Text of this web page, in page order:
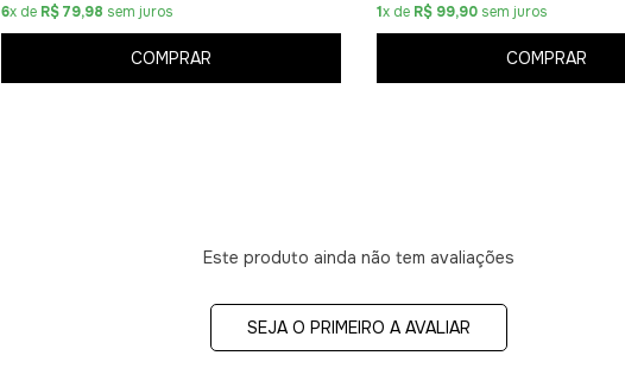
6x de R$ 79,98 sem juros
COMPRAR
1x de R$ 99,90sem juros
COMPRAR
Este produto ainda não tem avaliações
SEJA O PRIMEIRO A AVALIAR